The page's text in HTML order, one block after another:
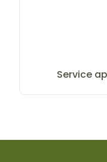
Service